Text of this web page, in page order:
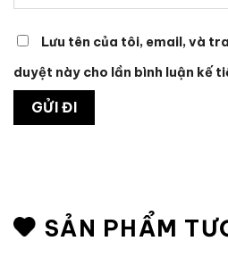
Lưu tên của tôi, email, và
duyệt này cho lần bình luận kế
SẢN PHẨM